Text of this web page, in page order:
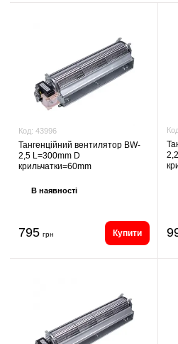
Код: 43996
Тангенційний вентилятор BW-
2,5 L=300mm D
крильчатки=60mm
В наявності
795 грн Купити